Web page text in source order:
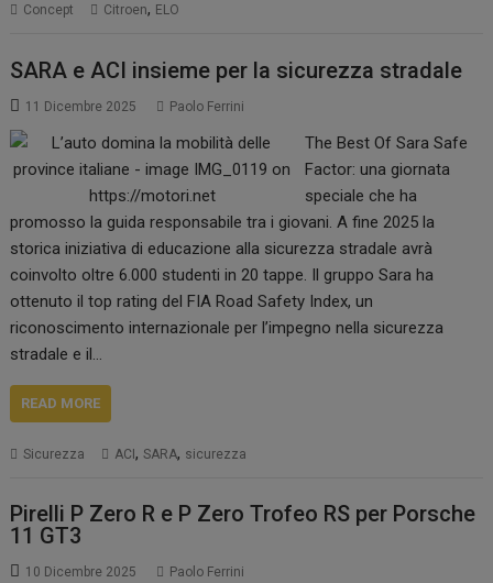
Concept Citroen, ELO
SARA e ACI insieme per la sicurezza stradale
11 Dicembre 2025 Paolo Ferrini
The Best Of Sara Safe
Factor: una giornata
speciale che ha
promosso la guida responsabile tra i giovani. A fine 2025 la
storica iniziativa di educazione alla sicurezza stradale avrà
coinvolto oltre 6.000 studenti in 20 tappe. Il gruppo Sara ha
ottenuto il top rating del FIA Road Safety Index, un
riconoscimento internazionale per l’impegno nella sicurezza
stradale e il…
READ MORE
Sicurezza ACI,SARA, sicurezza
Pirelli P Zero R e P Zero Trofeo RS per Porsche
11 GT3
10 Dicembre 2025 Paolo Ferrini